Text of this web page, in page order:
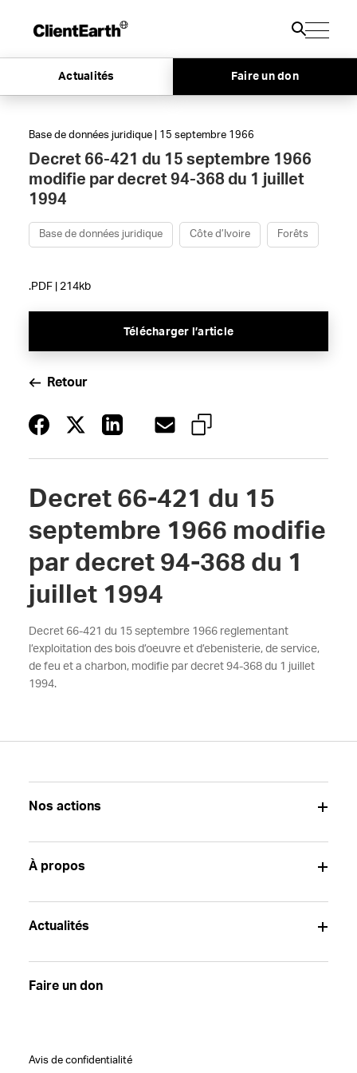
Actualités Faire un don
Base de données juridique | 15 septembre 1966
Decret 66-421 du 15 septembre 1966
modifie par decret 94-368 du 1 juillet
1994
Base de données juridique Côte d’Ivoire Forêts
.PDF | 214kb
Télécharger l’article
Retour
Decret 66-421 du 15
septembre 1966 modifie
par decret 94-368 du 1
juillet 1994
Decret 66-421 du 15 septembre 1966 reglementant
l’exploitation des bois d’oeuvre et d’ebenisterie, de service,
de feu et a charbon, modifie par decret 94-368 du 1 juillet
1994.
Nos actions
À propos
Actualités
Faire un don
Avis de confidentialité